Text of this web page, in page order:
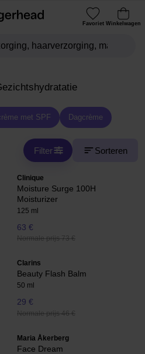
Favoriet Winkelwagen
met SPF Dagcrème
Filter Sorteren
Clinique
Moisture Surge 100H
Moisturizer
125 ml
63 €
Normale prijs 73 €
Clarins
Beauty Flash Balm
50 ml
29 €
Normale prijs 46 €
Maria Åkerberg
Face Dream